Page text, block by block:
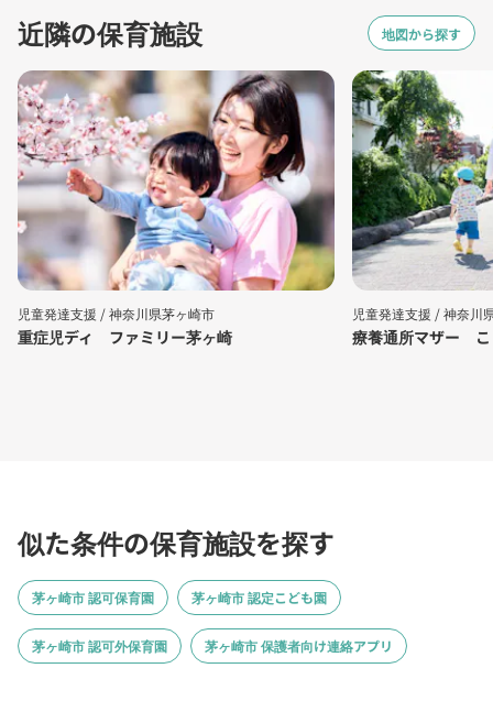
近隣の保育施設 地図から探す
児童発達支援 /神奈川県茅ヶ崎市
重症児ディ ファミリー茅ヶ崎
児童発達支援 /神奈川
療養通所マザー こ
似た条件の保育施設を探す
茅ヶ崎市 認可保育園 茅ヶ崎市 認定こども園
茅ヶ崎市 認可外保育園 茅ヶ崎市 保護者向け連絡アプリ